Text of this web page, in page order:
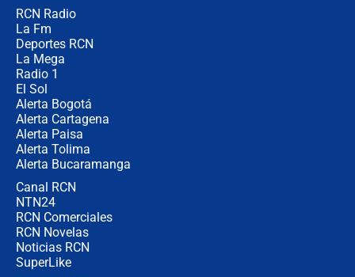
RCN Radio
La Fm
Deportes RCN
La Mega
Radio 1
El Sol
Alerta Bogotá
Alerta Cartagena
Alerta Paisa
Alerta Tolima
Alerta Bucaramanga
Canal RCN
NTN24
RCN Comerciales
RCN Novelas
Noticias RCN
SuperLike